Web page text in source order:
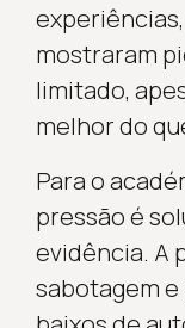
mostraram
limitado,
melhor do
Para o
pressão é
evidência. A
sabotagem